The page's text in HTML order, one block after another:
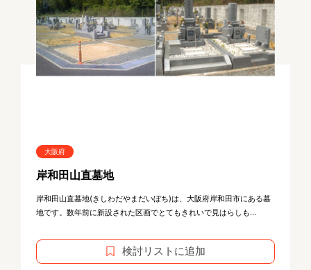
大阪府
岸和田山直墓地
岸和田山直墓地(きしわだやまだいぼち)は、大阪府岸和田市にある墓
地です。数年前に新設された区画でとてもきれいで見はらしも...
検討リストに追加